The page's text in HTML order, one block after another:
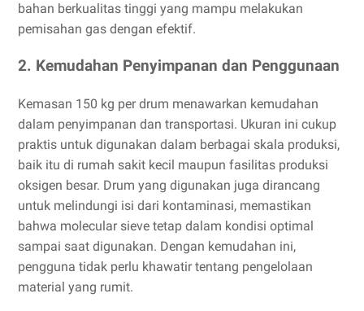
bahan berkualitas tinggi yang mampu melakukan
pemisahan gas dengan efektif.
2. Kemudahan Penyimpanan dan Penggunaan
Kemasan 150 kg per drum menawarkan kemudahan
dalam penyimpanan dan transportasi. Ukuran ini cukup
praktis untuk digunakan dalam berbagai skala produksi,
baik itu di rumah sakit kecil maupun fasilitas produksi
oksigen besar. Drum yang digunakan juga dirancang
untuk melindungi isi dari kontaminasi, memastikan
bahwa molecular sieve tetap dalam kondisi optimal
sampai saat digunakan. Dengan kemudahan ini,
pengguna tidak perlu khawatir tentang pengelolaan
material yang rumit.